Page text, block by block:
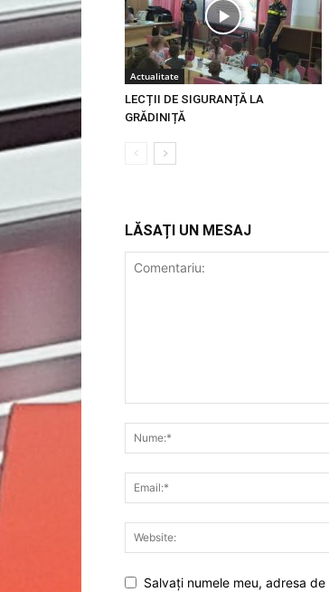
Actualitate
LECȚII DE SIGURANȚĂ LA
GRĂDINIȚĂ
LĂSAȚI UN MESAJ
Salvați numele meu, adresa